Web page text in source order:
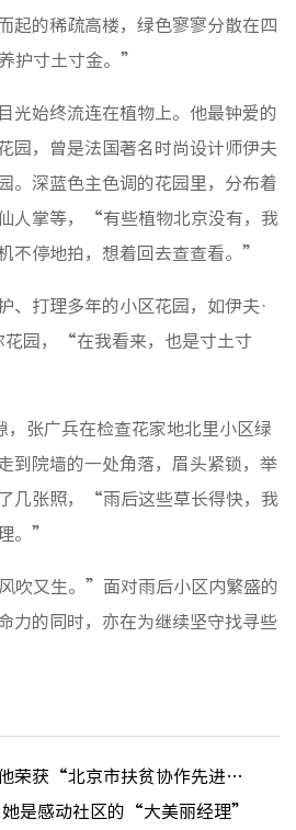
起的稀疏高楼，绿色寥寥分散在四
护寸土寸金。”
光始终流连在植物上。他最钟爱的
园，曾是法国著名时尚设计师伊夫
。深蓝色主色调的花园里，分布着
人掌等，“有些植物北京没有，我
不停地拍，想着回去查查看。”
、打理多年的小区花园，如伊夫·
花园，“在我看来，也是寸土寸
，张广兵在检查花家地北里小区绿
到院墙的一处角落，眉头紧锁，举
几张照，“雨后这些草长得快，我
。”
吹又生。”面对雨后小区内繁盛的
力的同时，亦在为继续坚守找寻些
上一篇：点赞首开人！他荣获“北京市扶贫协作先进个人”称号
是感动社区的“大美丽经理”